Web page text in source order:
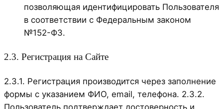
позволяющая идентифицировать Пользователя
в соответствии с Федеральным законом
№152-ФЗ.
2.3. Регистрация на Сайте
2.3.1. Регистрация производится через заполнение
формы с указанием ФИО, email, телефона. 2.3.2.
Пользователь подтверждает достоверность и